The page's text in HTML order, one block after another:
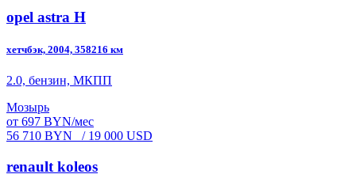
opel astra H
хетчбэк, 2004, 358216 км
2.0, бензин, МКПП
Мозырь
от 697 BYN/мес
56 710 BYN
/ 19 000 USD
renault koleos